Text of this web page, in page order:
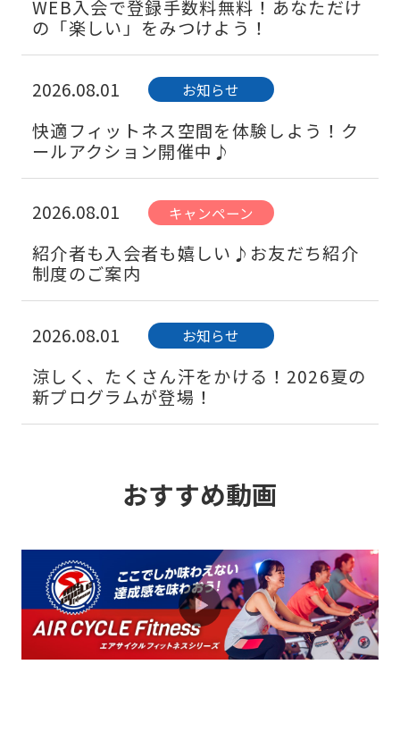
WEB入会で登録手数料無料！あなただけ
の「楽しい」をみつけよう！
2026.08.01 お知らせ
快適フィットネス空間を体験しよう！ク
ールアクション開催中♪
2026.08.01 キャンペーン
紹介者も入会者も嬉しい♪お友だち紹介
制度のご案内
2026.08.01 お知らせ
涼しく、たくさん汗をかける！2026夏の
新プログラムが登場！
無料分析会も開催中！パーソナルトレー
2026.08.01 お知らせ
【月額2,700円】スチューデント限定コ
ース募集中！！
おすすめ動画